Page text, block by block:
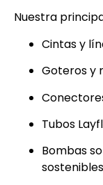
Nuestra
Cintas y
Goteros y
Tubos
Bombas
sostenibles